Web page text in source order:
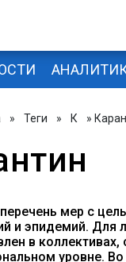
» Теги » К »
мер с
и эпидемий. Для
в
уровне.